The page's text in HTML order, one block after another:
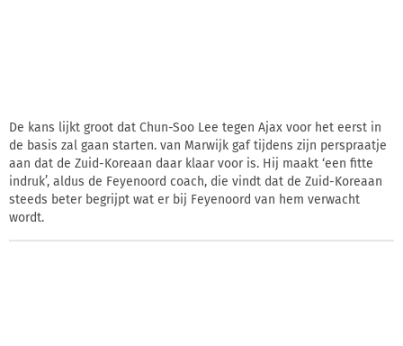
De kans lijkt groot dat Chun-Soo Lee tegen Ajax voor het eerst in
de basis zal gaan starten. van Marwijk gaf tijdens zijn perspraatje
aan dat de Zuid-Koreaan daar klaar voor is. Hij maakt ‘een fitte
indruk’, aldus de Feyenoord coach, die vindt dat de Zuid-Koreaan
steeds beter begrijpt wat er bij Feyenoord van hem verwacht
wordt.